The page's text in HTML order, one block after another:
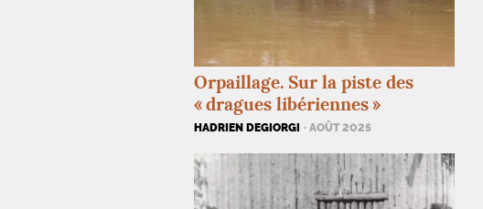
Orpaillage. Sur la piste des
«dragues libériennes »
HADRIEN DEGIORGI · AOÛT 2025